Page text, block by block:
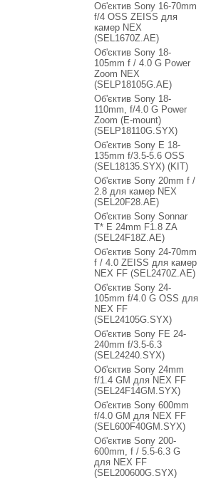
Об'єктив Sony 16-70mm
f/4 OSS ZEISS для
камер NEX
(SEL1670Z.AE)
Об'єктив Sony 18-
105mm f / 4.0 G Power
Zoom NEX
(SELP18105G.AE)
Об'єктив Sony 18-
110mm, f/4.0 G Power
Zoom (E-mount)
(SELP18110G.SYX)
Об'єктив Sony E 18-
135mm f/3.5-5.6 OSS
(SEL18135.SYX) (KIT)
Об'єктив Sony 20mm f /
2.8 для камер NEX
(SEL20F28.AE)
Об'єктив Sony Sonnar
T* E 24mm F1.8 ZA
(SEL24F18Z.AE)
Об'єктив Sony 24-70mm
f / 4.0 ZEISS для камер
NEX FF (SEL2470Z.AE)
Об'єктив Sony 24-
105mm f/4.0 G OSS для
NEX FF
(SEL24105G.SYX)
Об'єктив Sony FE 24-
240mm f/3.5-6.3
(SEL24240.SYX)
Об'єктив Sony 24mm
f/1.4 GM для NEX FF
(SEL24F14GM.SYX)
Об'єктив Sony 600mm
f/4.0 GM для NEX FF
(SEL600F40GM.SYX)
Об'єктив Sony 200-
600mm, f / 5.5-6.3 G
для NEX FF
(SEL200600G.SYX)